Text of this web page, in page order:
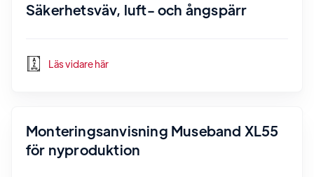
Säkerhetsväv, luft- och ångspärr
Läs vidare här
Monteringsanvisning Museband XL55
för nyproduktion